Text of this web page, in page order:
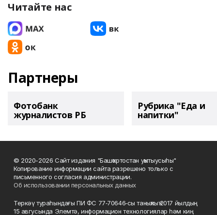
Читайте нас
Партнеры
Фотобанк
журналистов РБ
Рубрика "Еда и
напитки"
© 2020-2026 Сайт издания "Башҡортостан уҡытыусыһы"
Копирование информации сайта разрешено только с
письменного согласия администрации.
Об использовании персональных данных
Теркәү тураһындағы ПИ ФС 77‑70646‑сы таныҡлыҡ 2017 йылдың
15 авгусында Элемтә, информацион технологиялар һәм киң